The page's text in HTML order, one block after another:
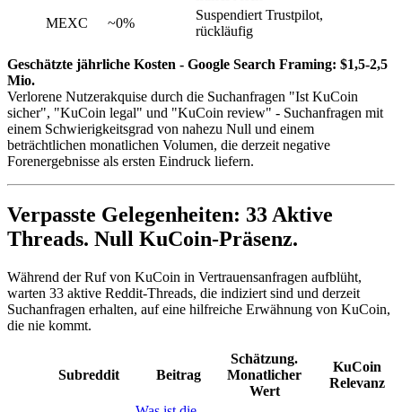
MEXC
~0%
Suspendiert Trustpilot,
rückläufig
Geschätzte jährliche Kosten - Google Search Framing: $1,5-2,5
Mio.
Verlorene Nutzerakquise durch die Suchanfragen "Ist KuCoin
sicher", "KuCoin legal" und "KuCoin review" - Suchanfragen mit
einem Schwierigkeitsgrad von nahezu Null und einem
beträchtlichen monatlichen Volumen, die derzeit negative
Forenergebnisse als ersten Eindruck liefern.
Verpasste Gelegenheiten: 33 Aktive
Threads. Null KuCoin-Präsenz.
Während der Ruf von KuCoin in Vertrauensanfragen aufblüht,
warten 33 aktive Reddit-Threads, die indiziert sind und derzeit
Suchanfragen erhalten, auf eine hilfreiche Erwähnung von KuCoin,
die nie kommt.
Subreddit Beitrag
Schätzung.
Monatlicher
Wert
KuCoin
Relevanz